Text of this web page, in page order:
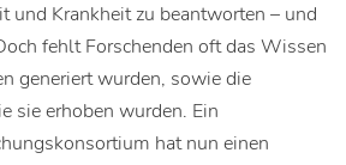
und Krankheit zu beantworten – und
fehlt Forschenden oft das Wissen
generiert wurden, sowie die
sie erhoben wurden. Ein
hat nun einen